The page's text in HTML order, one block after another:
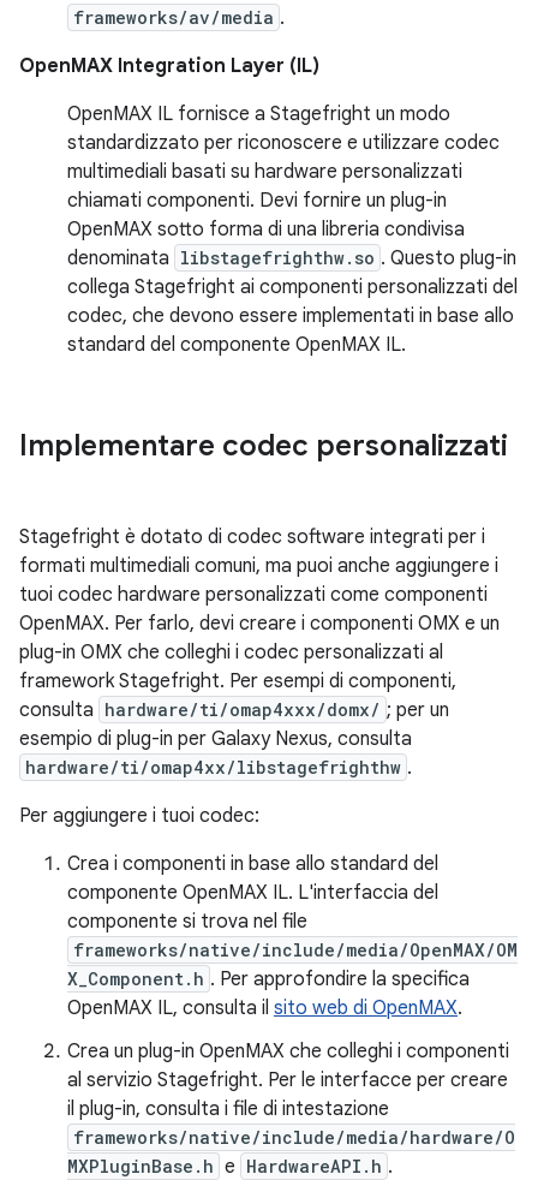
frameworks/av/media .
OpenMAX Integration Layer (IL)
OpenMAX IL fornisce a Stagefright un modo
standardizzato per riconoscere e utilizzare codec
multimediali basati su hardware personalizzati
chiamati componenti. Devi fornire un plug-in
OpenMAX sotto forma di una libreria condivisa
denominata libstagefrighthw.so . Questo plug-in
collega Stagefright ai componenti personalizzati del
codec, che devono essere implementati in base allo
standard del componente OpenMAX IL.
Implementare codec personalizzati
Stagefright è dotato di codec software integrati per i
formati multimediali comuni, ma puoi anche aggiungere i
tuoi codec hardware personalizzati come componenti
OpenMAX. Per farlo, devi creare i componenti OMX e un
plug-in OMX che colleghi i codec personalizzati al
framework Stagefright. Per esempi di componenti,
consulta hardware/ti/omap4xxx/domx/ ; per un
esempio di plug-in per Galaxy Nexus, consulta
hardware/ti/omap4xx/libstagefrighthw .
Per aggiungere i tuoi codec:
Crea i componenti in base allo standard del
componente OpenMAX IL. L'interfaccia del
componente si trova nel file
frameworks/native/include/media/OpenMAX/OM
X_Component.h . Per approfondire la specifica
OpenMAX IL, consulta il sito web di OpenMAX.
Crea un plug-in OpenMAX che colleghi i componenti
al servizio Stagefright. Per le interfacce per creare
il plug-in, consulta i file di intestazione
frameworks/native/include/media/hardware/O
MXPluginBase.h e HardwareAPI.h .